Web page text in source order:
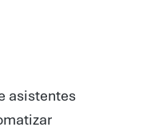
asistentes